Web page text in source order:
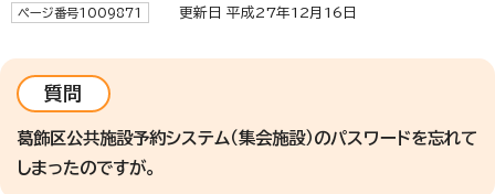
ページ番号1009871 更新日 平成27年12月16日
質問
葛飾区公共施設予約システム（集会施設）のパスワードを忘れて
しまったのですが。